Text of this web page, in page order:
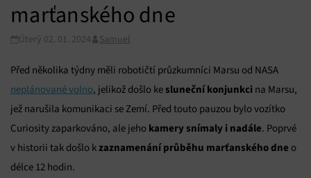
marťanského dne
Úterý 02. 01. 2024 Samuel
Před několika týdny měli robotičtí průzkumníci Marsu od NASA
neplánované volno, jelikož došlo ke sluneční konjunkci na Marsu,
jež narušila komunikaci se Zemí. Před touto pauzou bylo vozítko
Curiosity zaparkováno, ale jeho kamery snímaly i nadále. Poprvé
v historii tak došlo kzaznamenání průběhu marťanského dne o
délce 12 hodin.